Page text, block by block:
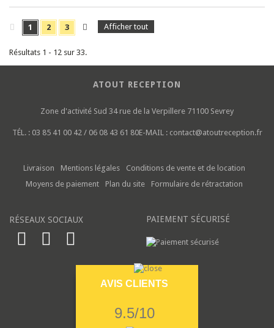
Afficher tout
1 2 3
Résultats 1 - 12 sur 33.
ATOUT RECEPTION
Zone d'activité Sud 34 rue de la Verpillere 71100 Sevrey
TÉL. : 03 85 41 00 42 / 06 08 43 61 80E-MAIL : contact@atoutreception.fr
Livraison Mentions légales
Conditions de vente et de location
Moyens de paiement
Plan du site Formulaire de rétractation
RÉSEAUX SOCIAUX PAIEMENT SÉCURISÉ
AVIS CLIENTS
9.5/10